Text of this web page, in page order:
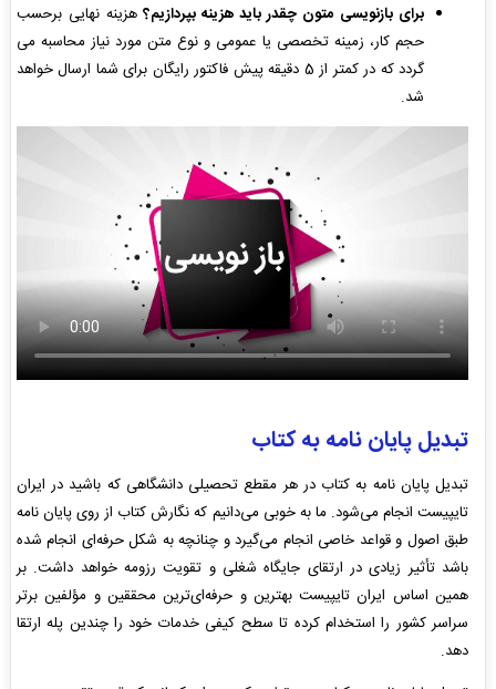
برای بازنویسی متون چقدر باید هزینه بپردازیم؟هزینه نهایی برحسب
حجم کار، زمینه تخصصی یا عمومی و نوع متن مورد نیاز محاسبه می
گردد که در کمتر از 5 دقیقه پیش فاکتور رایگان برای شما ارسال خواهد
شد.
تبدیل پایان نامه به کتاب
تبدیل پایان نامه به کتاب در هر مقطع تحصیلی دانشگاهی که باشید در ایران
تایپیست انجام می‌شود. ما به خوبی می‌دانیم که نگارش کتاب از روی پایان نامه
طبق اصول و قواعد خاصی انجام می‌گیرد و چنانچه به شکل حرفه‌ای انجام شده
باشد تأثیر زیادی در ارتقای جایگاه شغلی و تقویت رزومه خواهد داشت. بر
همین اساس ایران تایپیست بهترین و حرفه‌ای‌ترین محققین و مؤلفین برتر
سراسر کشور را استخدام کرده تا سطح کیفی خدمات خود را چندین پله ارتقا
دهد.